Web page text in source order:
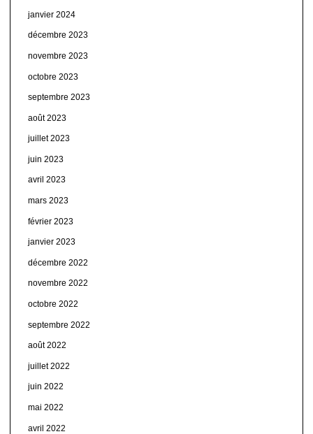
janvier 2024
décembre 2023
novembre 2023
octobre 2023
septembre 2023
août 2023
juillet 2023
juin 2023
avril 2023
mars 2023
février 2023
janvier 2023
décembre 2022
novembre 2022
octobre 2022
septembre 2022
août 2022
juillet 2022
juin 2022
mai 2022
avril 2022